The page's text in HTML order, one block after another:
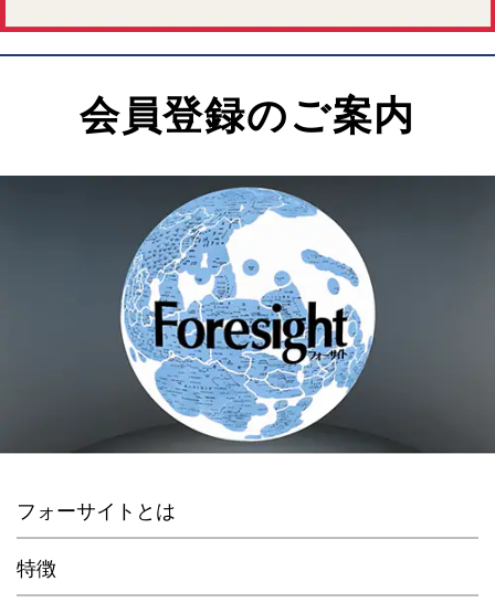
会員登録のご案内
フォーサイトとは
特徴